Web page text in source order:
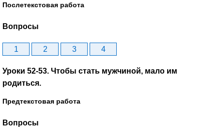
Послетекстовая работа
Вопросы
1 2 3 4
Уроки 52-53. Чтобы стать мужчиной, мало им
родиться.
Предтекстовая работа
Вопросы